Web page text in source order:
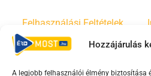
Hozzájárulás
A legjobb felhasználói élmény biztosítása
Felhasználási Feltételek
Irányelvek